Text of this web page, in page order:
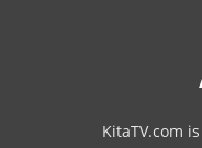
KitaTV.com